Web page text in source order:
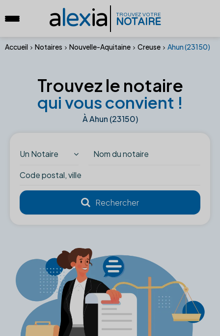
alexia TROUVEZ VOTRE
NOTAIRE
Accueil Notaires Nouvelle-Aquitaine Creuse Ahun (23150)
Trouvez le notaire
qui vous convient !
À Ahun (23150)
Un Notaire